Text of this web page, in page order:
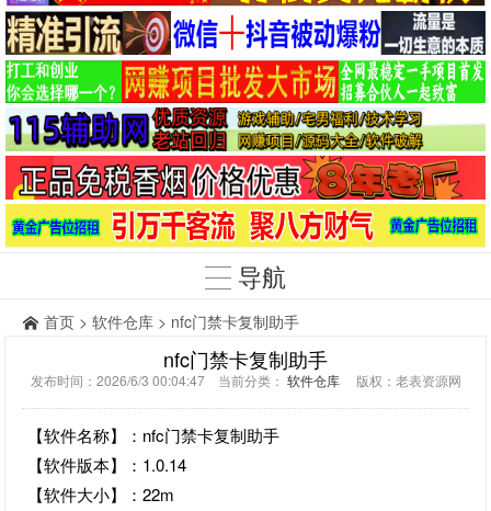
导航
首页 > 软件仓库 > nfc门禁卡复制助手
nfc门禁卡复制助手
发布时间：2026/6/3 00:04:47 当前分类： 软件仓库版权：老表资源网
【软件名称】：nfc门禁卡复制助手
【软件版本】：1.0.14
【软件大小】：22m